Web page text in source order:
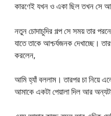
কারণেই যখন ও একা ছিল তখন সে
নতুন চোদাচুদির গল্প সে সময় তার
যাতে তাকে আশ্চর্যজনক দেখাচ্ছে।
করলেন,
আমি হ্যাঁ বললাম। তারপর চা নিয়ে
আমাকে একটা পেয়ালা দিল আর